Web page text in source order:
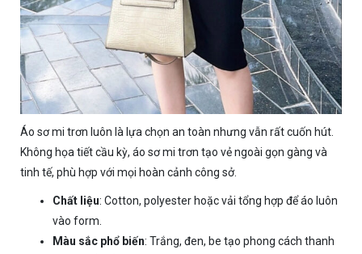
Áo sơ mi trơn luôn là lựa chọn an toàn nhưng vẫn rất cuốn hút.
Không họa tiết cầu kỳ, áo sơ mi trơn tạo vẻ ngoài gọn gàng và
tinh tế, phù hợp với mọi hoàn cảnh công sở.
Chất liệu: Cotton, polyester hoặc vải tổng hợp để áo luôn
vào form.
Màu sắc phổ biến: Trắng, đen, be tạo phong cách thanh